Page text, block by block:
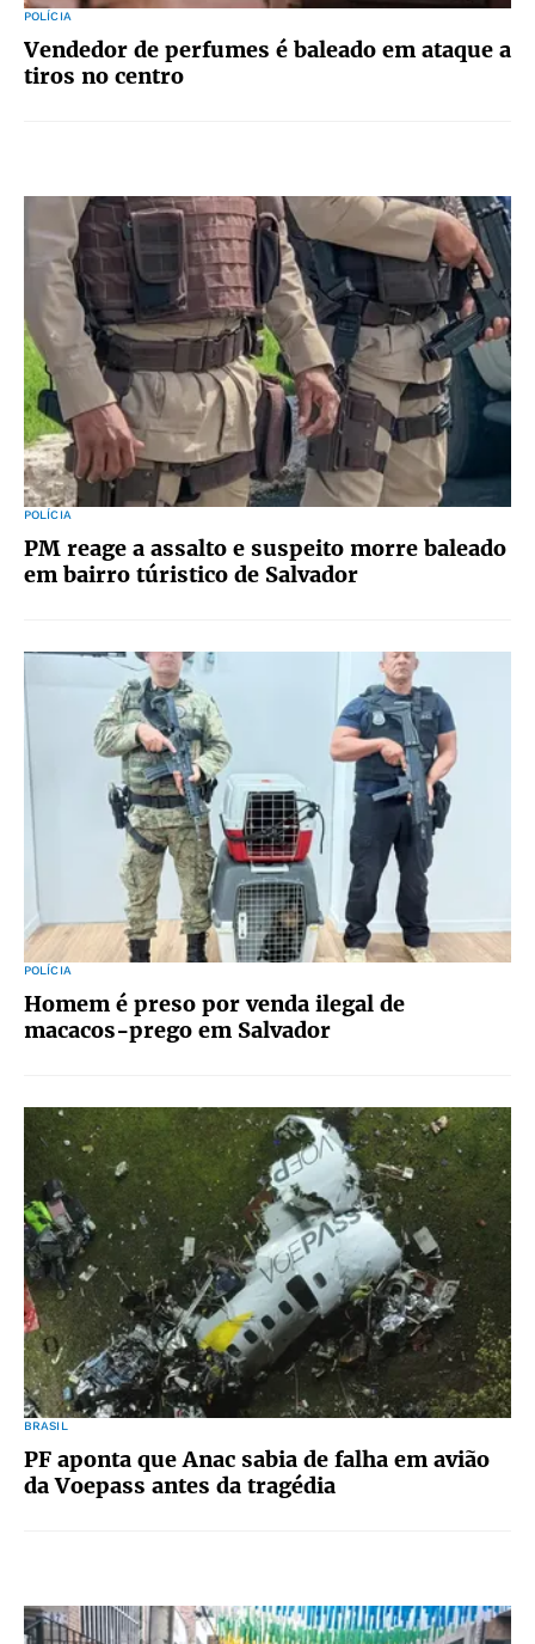
POLÍCIA
Vendedor de perfumes é baleado em ataque a
tiros no centro
POLÍCIA
PM reage a assalto e suspeito morre baleado
em bairro túristico de Salvador
POLÍCIA
Homem é preso por venda ilegal de
macacos-prego em Salvador
BRASIL
PF aponta que Anac sabia de falha em avião
da Voepass antes da tragédia